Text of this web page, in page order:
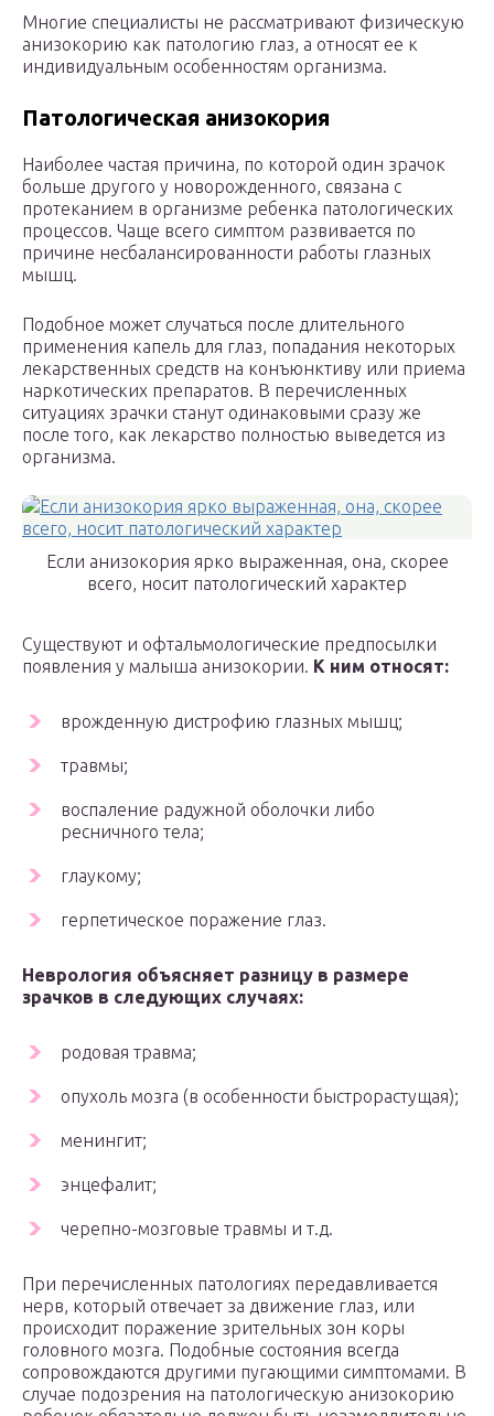
Многие специалисты не рассматривают физическую
анизокорию как патологию глаз, а относят ее к
индивидуальным особенностям организма.
Патологическая анизокория
Наиболее частая причина, по которой один зрачок
больше другого у новорожденного, связана с
протеканием в организме ребенка патологических
процессов. Чаще всего симптом развивается по
причине несбалансированности работы глазных
мышц.
Подобное может случаться после длительного
применения капель для глаз, попадания некоторых
лекарственных средств на конъюнктиву или приема
наркотических препаратов. В перечисленных
ситуациях зрачки станут одинаковыми сразу же
после того, как лекарство полностью выведется из
организма.
Если анизокория ярко выраженная, она, скорее
всего, носит патологический характер
Существуют и офтальмологические предпосылки
появления у малыша анизокории. К ним относят:
врожденную дистрофию глазных мышц;
травмы;
воспаление радужной оболочки либо
ресничного тела;
глаукому;
герпетическое поражение глаз.
Неврология объясняет разницу в размере
зрачков в следующих случаях:
родовая травма;
опухоль мозга (в особенности быстрорастущая);
менингит;
энцефалит;
черепно-мозговые травмы и т.д.
При перечисленных патологиях передавливается
нерв, который отвечает за движение глаз, или
происходит поражение зрительных зон коры
головного мозга. Подобные состояния всегда
сопровождаются другими пугающими симптомами. В
случае подозрения на патологическую анизокорию